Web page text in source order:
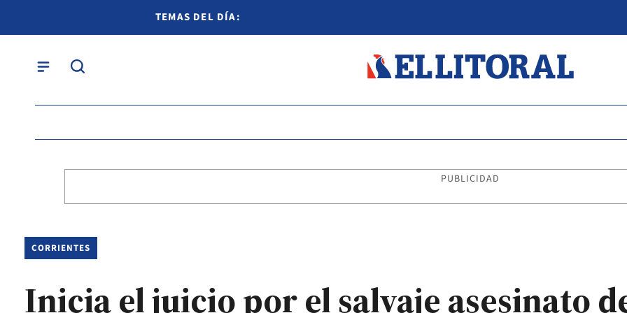
TEMAS DEL DÍA:
PUBLICIDAD
CORRIENTES
Inicia el juicio por el salvaje asesinato